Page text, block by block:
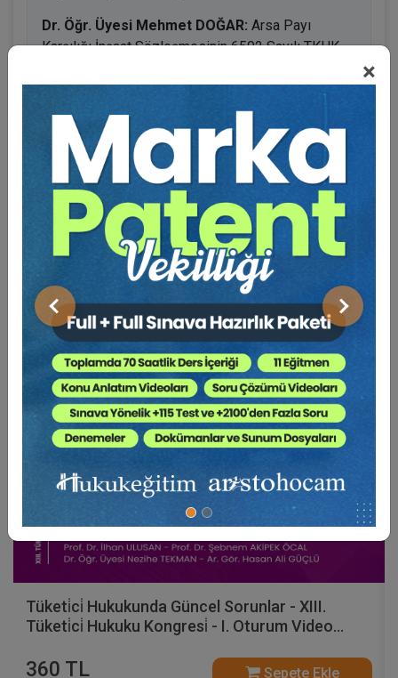
×
Önceki Sonraki
Dr. Öğr. Üyesi Mehmet DOĞAR: Arsa Payı
Karşılığı İnşaat Sözleşmesinin 6502 Sayılı TKHK
BENZER VIDEO EĞITIMLER
Video Eğitim Abonesi Ol: Sadece 5490 TL / Yıllık
Tüketici Hukuku Enstitüsü
Tüketi̇ci̇ Hukukunda Güncel Sorunlar - XIII.
Tüketi̇ci̇ Hukuku Kongresi̇ - I. Oturum Video
360 TL Sepete Ekle